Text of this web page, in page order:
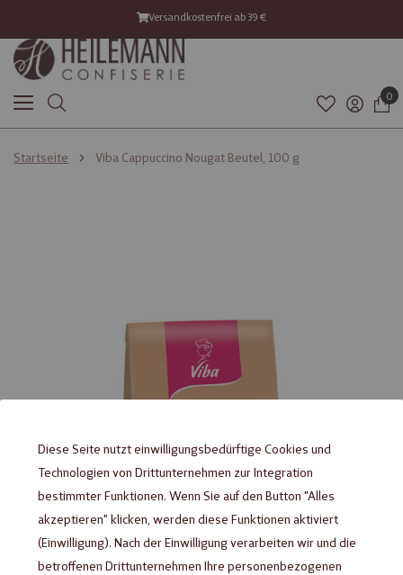
Versandkostenfrei ab 39 €
0
Startseite Viba Cappuccino Nougat Beutel, 100 g
Diese Seite nutzt einwilligungsbedürftige Cookies und
Technologien von Drittunternehmen zur Integration
bestimmter Funktionen. Wenn Sie auf den Button "Alles
akzeptieren" klicken, werden diese Funktionen aktiviert
(Einwilligung). Nach der Einwilligung verarbeiten wir und die
betroffenen Drittunternehmen Ihre personenbezogenen